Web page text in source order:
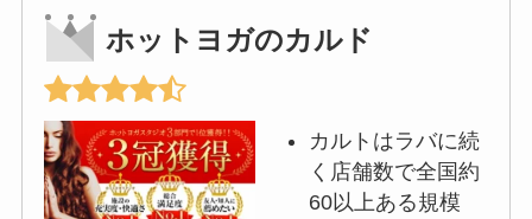
ホットヨガのカルド
カルトはラバに続
く店舗数で全国約
60以上ある規模